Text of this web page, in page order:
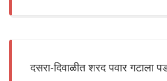
दसरा-दिवाळीत शरद पवार गटाला